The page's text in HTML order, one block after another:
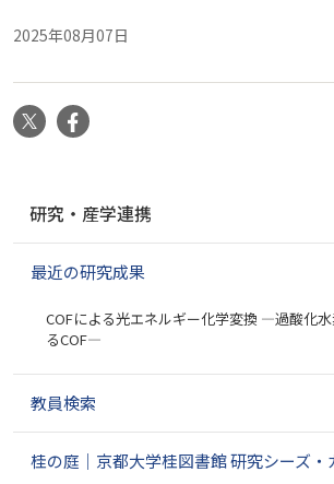
2025年08月07日
X
ゲ
研究・産学連携
最近の研究成果
COFによる光エネルギー化学変換 ―過酸化
るCOF―
教員検索
桂の庭｜京都大学桂図書館 研究シーズ・